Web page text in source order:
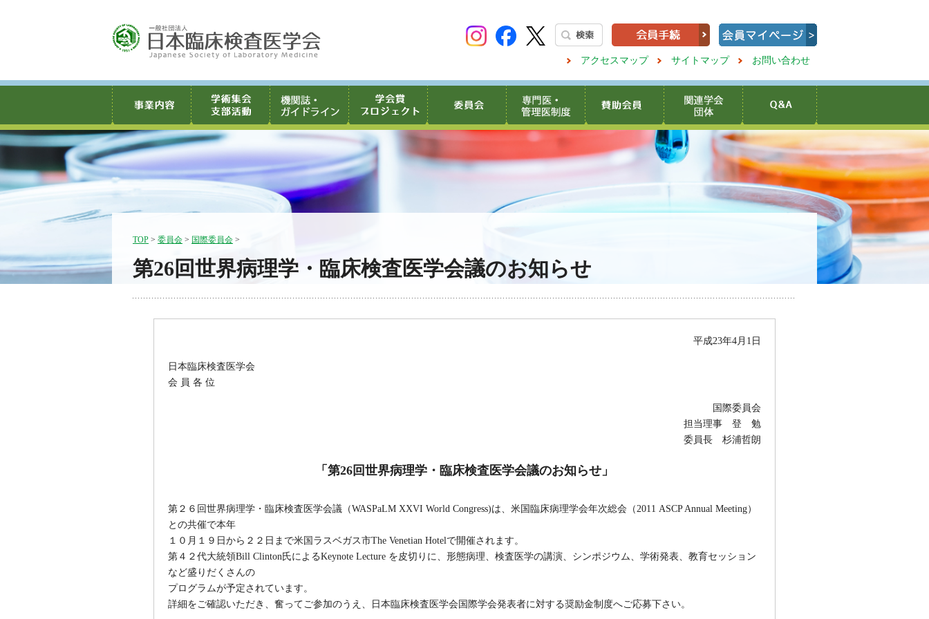
アクセスマップ サイトマップ お問い合わせ
TOP > 委員会 > 国際委員会 >
第26回世界病理学・臨床検査医学会議のお知らせ
平成23年4月1日
日本臨床検査医学会
会 員 各 位
国際委員会
担当理事 登 勉
委員長 杉浦哲朗
「第26回世界病理学・臨床検査医学会議のお知らせ」
第２６回世界病理学・臨床検査医学会議（WASPaLM XXVI World Congress)は、米国臨床病理学会年次総会（2011 ASCP Annual Meeting）
との共催で本年
１０月１９日から２２日まで米国ラスベガス市The Venetian Hotelで開催されます。
第４２代大統領Bill Clinton氏によるKeynote Lecture を皮切りに、形態病理、検査医学の講演、シンポジウム、学術発表、教育セッション
など盛りだくさんの
プログラムが予定されています。
詳細をご確認いただき、奮ってご参加のうえ、日本臨床検査医学会国際学会発表者に対する奨励金制度へご応募下さい。